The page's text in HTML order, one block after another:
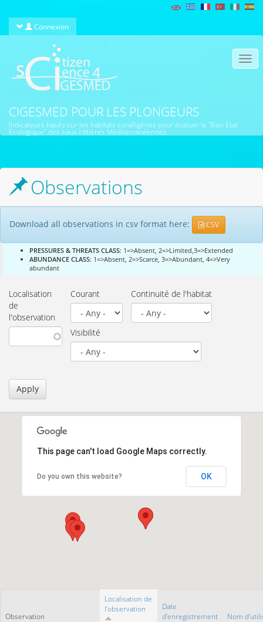
Connexion
CIGESMED POUR LES PLONGEURS
Indicateurs basés sur les habitats coralligènes pour évaluer le "Bon Etat
Ecologique" des eaux côtières Méditerranéennes
Observations
Download all observations in csv format here: CSV
PRESSURES & THREATS CLASS: 1=>Absent, 2=>Limited,3=>Extended
ABUNDANCE CLASS: 1=>Absent, 2=>Scarce, 3=>Abundant, 4=>Very
abundant
Localisation
de
l'observation
Courant Continuité de l'habitat
Visibilité
Apply
This page can't load Google Maps correctly.
Do you own this website? OK
Observation
Localisation de
l'observation
Date
d'enregistrement
Nom